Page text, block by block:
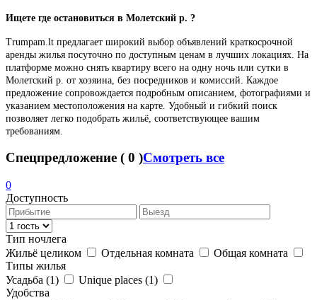
Ищете где остановиться в Молетский р. ?
Trumpam.lt предлагает широкий выбор объявлений краткосрочной
аренды жилья посуточно по доступным ценам в лучших локациях. На
платформе можно снять квартиру всего на одну ночь или сутки в
Молетский р. от хозяина, без посредников и комиссий. Каждое
предложение сопровождается подробным описанием, фотографиями и
указанием местоположения на карте. Удобный и гибкий поиск
позволяет легко подобрать жильё, соответствующее вашим
требованиям.
Спецпредложение ( 0 )Смотреть все
0
Доступность
Тип ночлега
Жильё целиком
Отдельная комната
Общая комната
Типы жилья
Усадьба (1) Unique places (1)
Удобства